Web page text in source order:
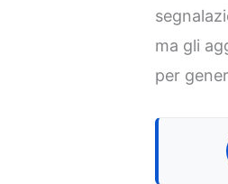
ma gli
per